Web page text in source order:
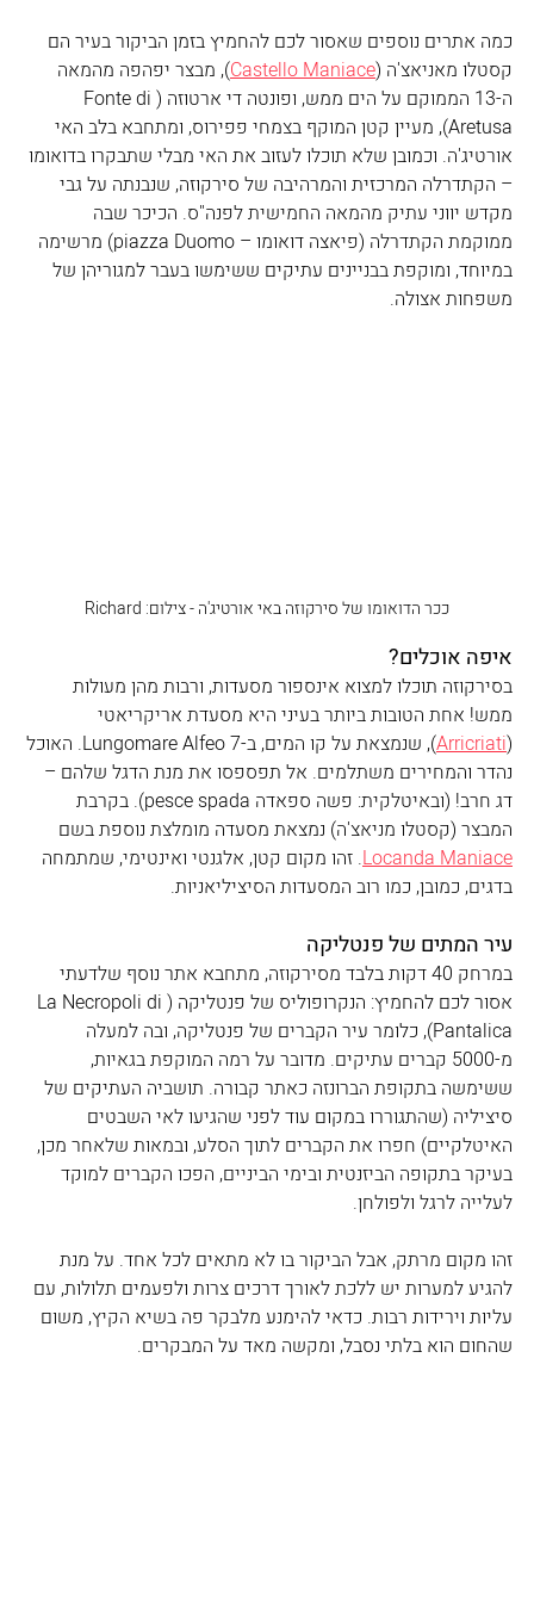
כמה אתרים נוספים שאסור לכם להחמיץ בזמן הביקור בעיר הם
קסטלו מאניאצ'ה (Castello Maniace), מבצר יפהפה מהמאה
ה-13 הממוקם על הים ממש, ופונטה די ארטוזה (Fonte di
Aretusa), מעיין קטן המוקף בצמחי פפירוס, ומתחבא בלב האי
אורטיג'ה. וכמובן שלא תוכלו לעזוב את האי מבלי שתבקרו בדואומו
– הקתדרלה המרכזית והמרהיבה של סירקוזה, שנבנתה על גבי
מקדש יווני עתיק מהמאה החמישית לפנה"ס. הכיכר שבה
ממוקמת הקתדרלה (פיאצה דואומו – piazza Duomo) מרשימה
במיוחד, ומוקפת בבניינים עתיקים ששימשו בעבר למגוריהן של
משפחות אצולה.
ככר הדואומו של סירקוזה באי אורטיג'ה‏ - צילום: Richard
איפה אוכלים?
בסירקוזה תוכלו למצוא אינספור מסעדות, ורבות מהן מעולות
ממש! אחת הטובות ביותר בעיני היא מסעדת אריקריאטי
(
Arricriati
), שנמצאת על קו המים, ב-Lungomare Alfeo 7. האוכל
נהדר והמחירים משתלמים. אל תפספסו את מנת הדגל שלהם –
דג חרב! (ובאיטלקית: פשה ספאדה pesce spada). בקרבת
המבצר (קסטלו מניאצ'ה) נמצאת מסעדה מומלצת נוספת בשם
Locanda Maniace. זהו מקום קטן, אלגנטי ואינטימי, שמתמחה
בדגים, כמובן, כמו רוב המסעדות הסיציליאניות.
עיר המתים של פנטליקה
במרחק 40 דקות בלבד מסירקוזה, מתחבא אתר נוסף שלדעתי
אסור לכם להחמיץ: הנקרופוליס של פנטליקה (La Necropoli di
Pantalica), כלומר עיר הקברים של פנטליקה, ובה למעלה
מ-5000 קברים עתיקים. מדובר על רמה המוקפת בגאיות,
ששימשה בתקופת הברונזה כאתר קבורה. תושביה העתיקים של
סיציליה (שהתגוררו במקום עוד לפני שהגיעו לאי השבטים
האיטלקיים) חפרו את הקברים לתוך הסלע, ובמאות שלאחר מכן,
בעיקר בתקופה הביזנטית ובימי הביניים, הפכו הקברים למוקד
לעלייה לרגל ולפולחן.
זהו מקום מרתק, אבל הביקור בו לא מתאים לכל אחד. על מנת
להגיע למערות יש ללכת לאורך דרכים צרות ולפעמים תלולות, עם
עליות וירידות רבות. כדאי להימנע מלבקר פה בשיא הקיץ, משום
שהחום הוא בלתי נסבל, ומקשה מאד על המבקרים.